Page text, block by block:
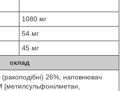
1080 мг
54 мг
45 мг
склад
26%, наповнювач